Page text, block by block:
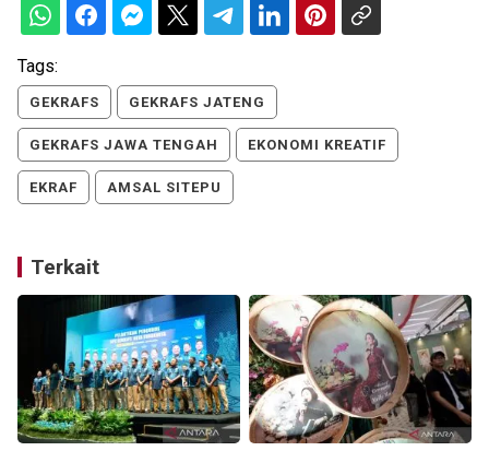
Tags:
GEKRAFS GEKRAFS JATENG
GEKRAFS JAWA TENGAH EKONOMI KREATIF
EKRAF AMSAL SITEPU
Terkait